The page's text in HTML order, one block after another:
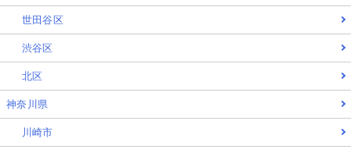
世田谷区
渋谷区
北区
神奈川県
川崎市